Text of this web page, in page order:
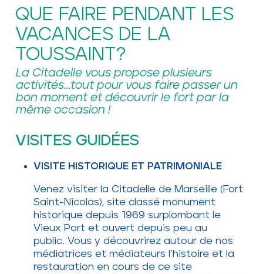
QUE FAIRE PENDANT LES
VACANCES DE LA
TOUSSAINT?
La Citadelle vous propose plusieurs
activités...tout pour vous faire passer un
bon moment et découvrir le fort par la
même occasion !
VISITES GUIDÉES
VISITE HISTORIQUE ET PATRIMONIALE
Venez visiter la Citadelle de Marseille (Fort
Saint-Nicolas), site classé monument
historique depuis 1969 surplombant le
Vieux Port et ouvert depuis peu au
public. Vous y découvrirez autour de nos
médiatrices et médiateurs l’histoire et la
restauration en cours de ce site